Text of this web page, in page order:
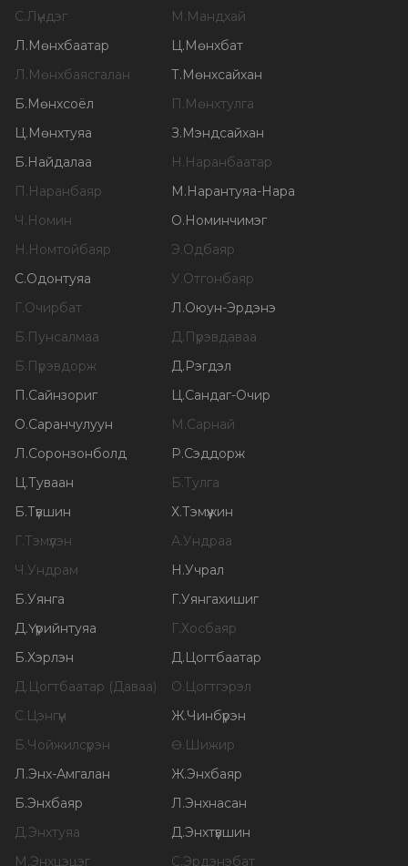
С.Лүндэг М.Мандхай
Л.Мөнхбаатар Ц.Мөнхбат
Л.Мөнхбаясгалан Т.Мөнхсайхан
Б.Мөнхсоёл П.Мөнхтулга
Ц.Мөнхтуяа З.Мэндсайхан
Б.Найдалаа Н.Наранбаатар
П.Наранбаяр М.Нарантуяа-Нара
Ч.Номин О.Номинчимэг
Н.Номтойбаяр Э.Одбаяр
С.Одонтуяа У.Отгонбаяр
Г.Очирбат Л.Оюун-Эрдэнэ
Б.Пунсалмаа Д.Пүрэвдаваа
Б.Пүрэвдорж Д.Рэгдэл
П.Сайнзориг Ц.Сандаг-Очир
О.Саранчулуун М.Сарнай
Л.Соронзонболд Р.Сэддорж
Ц.Туваан Б.Тулга
Б.Түвшин Х.Тэмүүжин
Г.Тэмүүлэн А.Ундраа
Ч.Ундрам Н.Учрал
Б.Уянга Г.Уянгахишиг
Д.Үүрийнтуяа Г.Хосбаяр
Б.Хэрлэн Д.Цогтбаатар
Д.Цогтбаатар (Даваа) О.Цогтгэрэл
С.Цэнгүүн Ж.Чинбүрэн
Б.Чойжилсүрэн Ө.Шижир
Л.Энх-Амгалан Ж.Энхбаяр
Б.Энхбаяр Л.Энхнасан
Д.Энхтуяа Д.Энхтүвшин
М.Энхцэцэг С.Эрдэнэбат